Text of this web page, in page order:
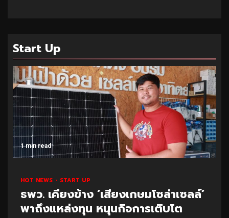
Start Up
1 min read
HOT NEWS START UP
ธพว. เคียงข้าง ‘เสียงเกษมโซล่าเซลล์’
พาถึงแหล่งทุน หนุนกิจการเติบโต